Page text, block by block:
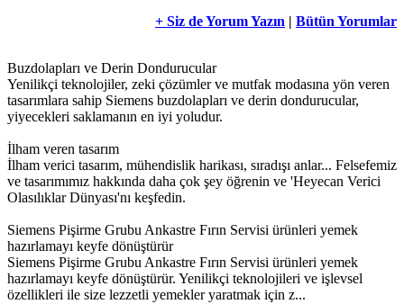
+ Siz de Yorum Yazın | Bütün Yorumlar
Buzdolapları ve Derin Dondurucular
Yenilikçi teknolojiler, zeki çözümler ve mutfak modasına yön veren
tasarımlara sahip Siemens buzdolapları ve derin dondurucular,
yiyecekleri saklamanın en iyi yoludur.
İlham veren tasarım
İlham verici tasarım, mühendislik harikası, sıradışı anlar... Felsefemiz
ve tasarımımız hakkında daha çok şey öğrenin ve 'Heyecan Verici
Olasılıklar Dünyası'nı keşfedin.
Siemens Pişirme Grubu Ankastre Fırın Servisi ürünleri yemek
hazırlamayı keyfe dönüştürür
Siemens Pişirme Grubu Ankastre Fırın Servisi ürünleri yemek
hazırlamayı keyfe dönüştürür. Yenilikçi teknolojileri ve işlevsel
özellikleri ile size lezzetli yemekler yaratmak için z...